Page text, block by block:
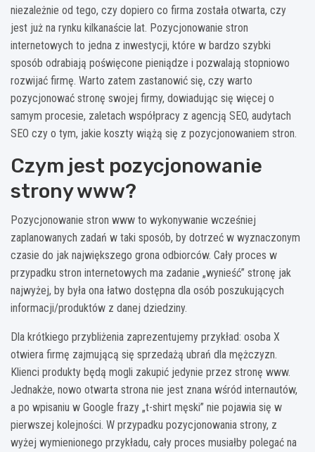
niezależnie od tego, czy dopiero co firma została otwarta, czy
jest już na rynku kilkanaście lat. Pozycjonowanie stron
internetowych to jedna z inwestycji, które w bardzo szybki
sposób odrabiają poświęcone pieniądze i pozwalają stopniowo
rozwijać firmę. Warto zatem zastanowić się, czy warto
pozycjonować stronę swojej firmy, dowiadując się więcej o
samym procesie, zaletach współpracy z agencją SEO, audytach
SEO czy o tym, jakie koszty wiążą się z pozycjonowaniem stron.
Czym jest pozycjonowanie
strony www?
Pozycjonowanie stron www to wykonywanie wcześniej
zaplanowanych zadań w taki sposób, by dotrzeć w wyznaczonym
czasie do jak największego grona odbiorców. Cały proces w
przypadku stron internetowych ma zadanie „wynieść” stronę jak
najwyżej, by była ona łatwo dostępna dla osób poszukujących
informacji/produktów z danej dziedziny.
Dla krótkiego przybliżenia zaprezentujemy przykład: osoba X
otwiera firmę zajmującą się sprzedażą ubrań dla mężczyzn.
Klienci produkty będą mogli zakupić jedynie przez stronę www.
Jednakże, nowo otwarta strona nie jest znana wśród internautów,
a po wpisaniu w Google frazy „t-shirt męski” nie pojawia się w
pierwszej kolejności. W przypadku pozycjonowania strony, z
wyżej wymienionego przykładu, cały proces musiałby polegać na